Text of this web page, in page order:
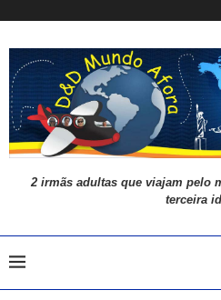
2 irmãs adultas que viajam pelo
terceira